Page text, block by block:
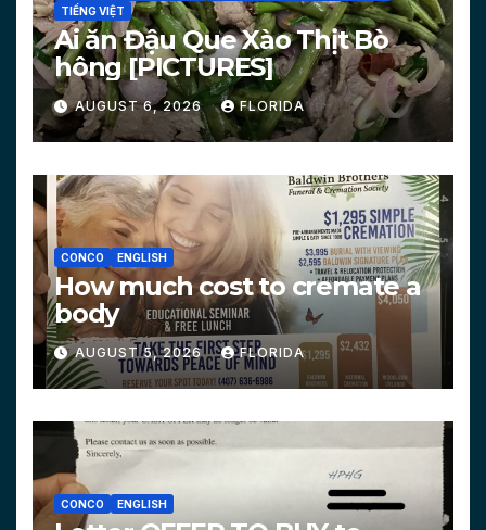
TIẾNG VIỆT
Ai ăn Đậu Que Xào Thịt Bò
hông [PICTURES]
AUGUST 6, 2026 FLORIDA
CONCO ENGLISH
How much cost to cremate a
body
AUGUST 5, 2026 FLORIDA
CONCO ENGLISH